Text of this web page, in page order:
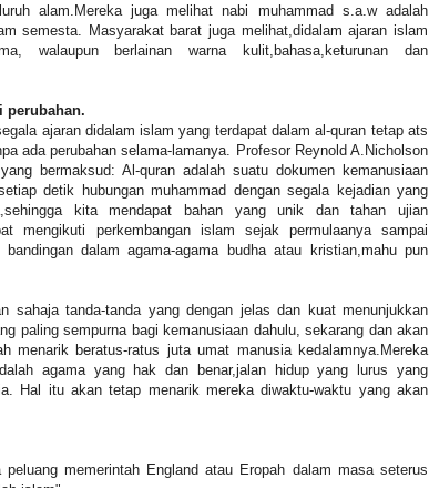
alam.Mereka juga melihat nabi muhammad s.a.w adalah
semesta. Masyarakat barat juga melihat,didalam ajaran islam
walaupun berlainan warna kulit,bahasa,keturunan dan
perubahan.
ajaran didalam islam yang terdapat dalam al-quran tetap ats
ada perubahan selama-lamanya. Profesor Reynold A.Nicholson
bermaksud: Al-quran adalah suatu dokumen kemanusiaan
detik hubungan muhammad dengan segala kejadian yang
kita mendapat bahan yang unik dan tahan ujian
mengikuti perkembangan islam sejak permulaanya sampai
dalam agama-agama budha atau kristian,mahu pun
sahaja tanda-tanda yang dengan jelas dan kuat menunjukkan
paling sempurna bagi kemanusiaan dahulu, sekarang dan akan
menarik beratus-ratus juta umat manusia kedalamnya.Mereka
agama yang hak dan benar,jalan hidup yang lurus yang
Hal itu akan tetap menarik mereka diwaktu-waktu yang akan
memerintah England atau Eropah dalam masa seterus